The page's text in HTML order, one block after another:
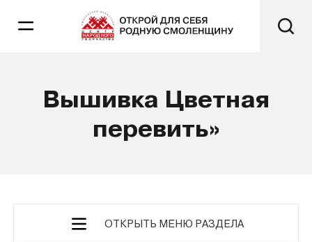
Вышивка Цветная
перевить»
ОТКРЫТЬ МЕНЮ РАЗДЕЛА